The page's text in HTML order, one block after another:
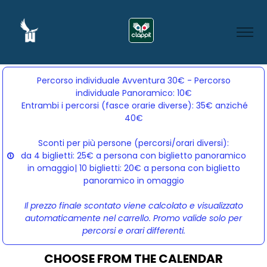
Percorso individuale Avventura 30€ - Percorso
individuale Panoramico: 10€
Entrambi i percorsi (fasce orarie diverse): 35€ anziché
40€
Sconti per più persone (percorsi/orari diversi):
da 4 biglietti: 25€ a persona con biglietto panoramico
in omaggio| 10 biglietti: 20€ a persona con biglietto
panoramico in omaggio
Il prezzo finale scontato viene calcolato e visualizzato
automaticamente nel carrello. Promo valide solo per
percorsi e orari differenti.
CHOOSE FROM THE CALENDAR